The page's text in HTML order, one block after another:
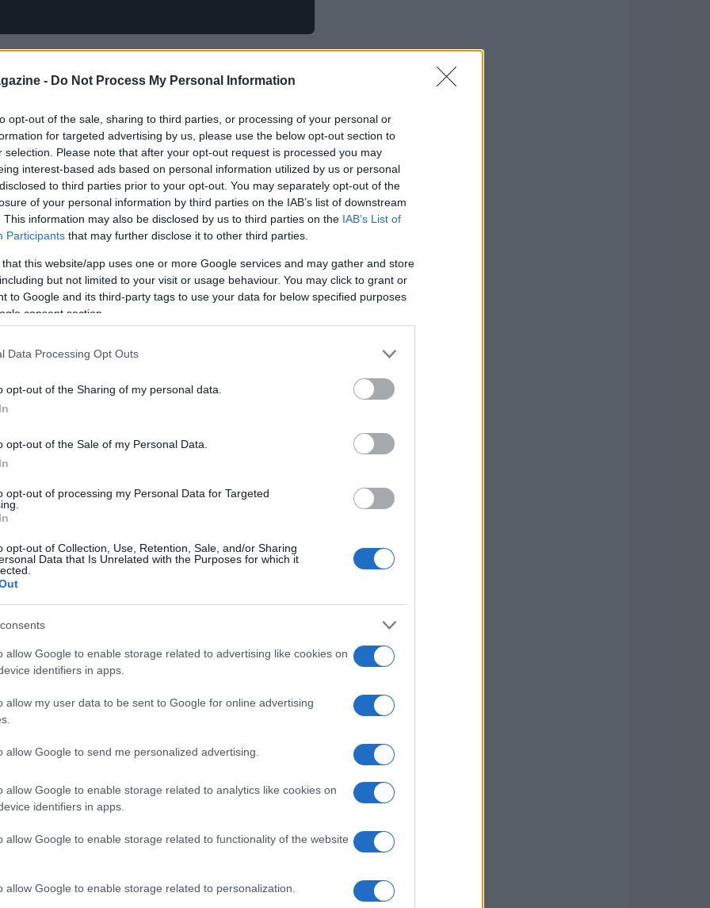
- Do Not Process My Personal Information
opt-out of the sale, sharing to third parties, or processing of your personal or
for targeted advertising by us, please use the below opt-out section to
selection. Please note that after your opt-out request is processed you may
interest-based ads based on personal information utilized by us or personal
to third parties prior to your opt-out. You may separately opt-out of the
of your personal information by third parties on the IAB’s list of downstream
This information may also be disclosed by us to third parties on the IAB’s List of
Participants that may further disclose it to other third parties.
that this website/app uses one or more Google services and may gather and store
but not limited to your visit or usage behaviour. You may click to grant or
to Google and its third-party tags to use your data for below specified purposes
consent section.
Data Processing Opt Outs
opt-out of the Sharing of my personal data.
opt-out of the Sale of my Personal Data.
opt-out of processing my Personal Data for Targeted
opt-out of Collection, Use, Retention, Sale, and/or Sharing
Data that Is Unrelated with the Purposes for which it
allow Google to enable storage related to advertising like cookies on
identifiers in apps.
allow my user data to be sent to Google for online advertising
allow Google to send me personalized advertising.
allow Google to enable storage related to analytics like cookies on
identifiers in apps.
allow Google to enable storage related to functionality of the website
allow Google to enable storage related to personalization.
agli amaretti
avrai bisogno di ingredienti semplici ma di
vigorosamente le uova con lo
e spumoso. A questo punto, aggiungi la
bene. Incorpora poi la ricotta, che renderà
di grattugiare la scorza di un’arancia e di
Questo darà un tocco di freschezza
lasciandone da parte alcuni per la